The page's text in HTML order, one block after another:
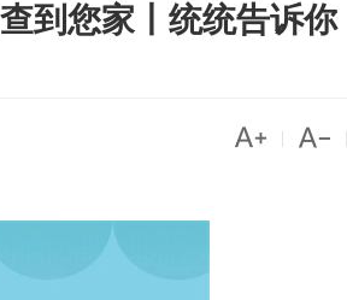
到您家丨统统告诉你
 